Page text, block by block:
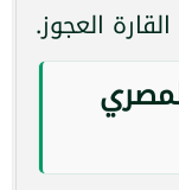
العجوز.